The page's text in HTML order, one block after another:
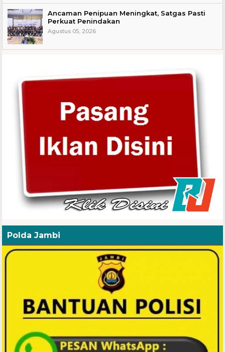
Ancaman Penipuan Meningkat, Satgas Pasti
Perkuat Penindakan
Agustus 05, 2026
Polda Jambi